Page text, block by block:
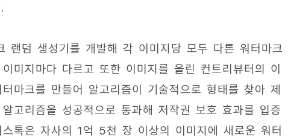
랜덤 생성기를 개발해 각 이미지당 모두 다른 워터마크
미지마다 다르고 또한 이미지를 올린 컨트리뷰터의 이
마크를 만들어 알고리즘이 기술적으로 형태를 찾아 제
고리즘을 성공적으로 통과해 저작권 보호 효과를 입증
톡은 자사의 1억 5천 장 이상의 이미지에 새로운 워터